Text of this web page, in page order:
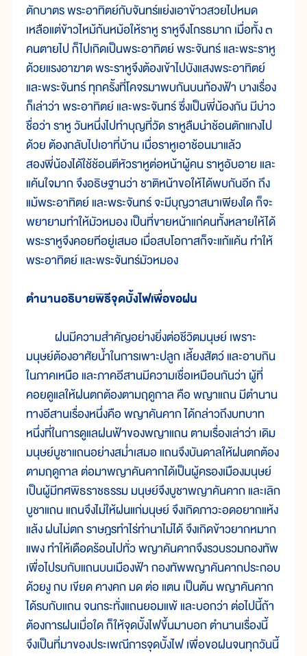
ตักบาตร พระอาทิตย์กับจันทร์แย่งเอาข้าวสวยไปหมด
เหลือแต่ข้าวไหม้ก้นหม้อให้ราหู ราหูจึงโกรธมาก เมื่อทั้ง ๓
คนตายไป ก็ไปเกิดเป็นพระอาทิตย์ พระจันทร์ และพระราหู
ด้วยแรงอาฆาต พระราหูจึงต้องเข้าไปบังแสงพระอาทิตย์
และพระจันทร์ ทุกครั้งที่โคจรมาพบกันบนท้องฟ้า บางเรื่อง
ก็เล่าว่า พระอาทิตย์ และพระจันทร์ ซึ่งเป็นพี่น้องกัน มีบ่าว
ชื่อว่า ราหู วันหนึ่งไปทำบุญที่วัด ราหูลืมนำช้อนตักแกงไป
ด้วย ต้องกลับไปเอาที่บ้าน เมื่อราหูเอาช้อนมาแล้ว
สองพี่น้องได้ใช้ช้อนตีหัวราหูต่อหน้าผู้คน ราหูอับอาย และ
แค้นใจมาก จึงอธิษฐานว่า ชาติหน้าขอให้ได้พบกันอีก ถึง
แม้พระอาทิตย์ และพระจันทร์ จะมีบุญวาสนาเพียงใด ก็จะ
พยายามทำให้มัวหมอง เป็นที่ขายหน้าแก่คนทั้งหลายให้ได้
พระราหูจึงคอยทีอยู่เสมอ เมื่อสบโอกาสก็จะแก้แค้น ทำให้
พระอาทิตย์ และพระจันทร์มัวหมอง
ตำนานอธิบายพิธีจุดบั้งไฟเพื่อขอฝน
ฝนมีความสำคัญอย่างยิ่งต่อชีวิตมนุษย์ เพราะ
มนุษย์ต้องอาศัยน้ำในการเพาะปลูก เลี้ยงสัตว์ และอาบกิน
ในภาคเหนือ และภาคอีสานมีความเชื่อเหมือนกันว่า ผู้ที่
คอยดูแลให้ฝนตกต้องตามฤดูกาล คือ พญาแถน มีตำนาน
ทางอีสานเรื่องหนึ่งคือ พญาคันคาก ได้กล่าวถึงบทบาท
หนึ่งที่ในการดูแลฝนฟ้าของพญาแถน ตามเรื่องเล่าว่า เดิม
มนุษย์บูชาแถนอย่างสม่ำเสมอ แถนจึงบันดาลให้ฝนตกต้อง
ตามฤดูกาล ต่อมาพญาคันคากได้เป็นผู้ครองเมืองมนุษย์
เป็นผู้มีทศพิธราชธรรม มนุษย์จึงบูชาพญาคันคาก และเลิก
บูชาแถน แถนจึงไม่ให้ฝนแก่มนุษย์ จึงเกิดภาวะอดอยากแห้ง
แล้ง ฝนไม่ตก ราษฎรทำไร่ทำนาไม่ได้ จึงเกิดข้าวยากหมาก
แพง ทำให้เดือดร้อนไปทั่ว พญาคันคากจึงรวบรวมกองทัพ
เพื่อไปรบกับแถนบนเมืองฟ้า กองทัพพญาคันคากประกอบ
ด้วยงู กบ เขียด คางคก มด ต่อ แตน เป็นต้น พญาคันคาก
ได้รบกับแถน จนกระทั่งแถนยอมแพ้ และบอกว่า ต่อไปนี้ถ้า
ต้องการฝนเมื่อใด ก็ให้จุดบั้งไฟขึ้นมาบอก ตำนานเรื่องนี้
จึงเป็นที่มาของประเพณีการจุดบั้งไฟ เพื่อขอฝนจนทุกวันนี้